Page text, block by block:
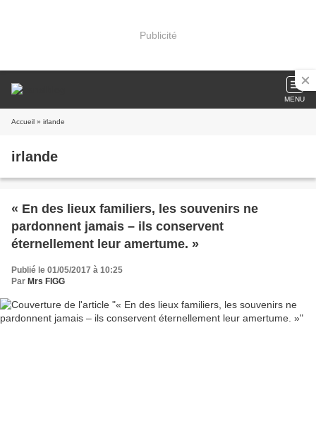
Publicité
MENU
Accueil » irlande
irlande
« En des lieux familiers, les souvenirs ne
pardonnent jamais – ils conservent
éternellement leur amertume. »
Publié le 01/05/2017 à 10:25
Par Mrs FIGG